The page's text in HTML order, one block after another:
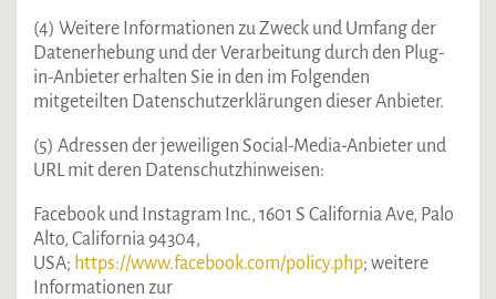
(4) Weitere Informationen zu Zweck und Umfang der
Datenerhebung und der Verarbeitung durch den Plug-
in-Anbieter erhalten Sie in den im Folgenden
mitgeteilten Datenschutzerklärungen dieser Anbieter.
(5) Adressen der jeweiligen Social-Media-Anbieter und
URL mit deren Datenschutzhinweisen:
Facebook und Instagram Inc., 1601 S California Ave, Palo
Alto, California 94304,
USA; https://www.facebook.com/policy.php; weitere
Informationen zur